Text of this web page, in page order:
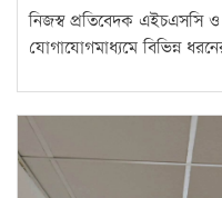
নিজস্ব প্রতিবেদক এইচএসসি
যোগাযোগমাধ্যমে বিভিন্ন